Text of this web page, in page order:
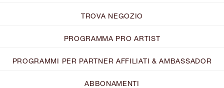
TROVA NEGOZIO
PROGRAMMA PRO ARTIST
PROGRAMMI PER PARTNER AFFILIATI & AMBASSADOR
ABBONAMENTI